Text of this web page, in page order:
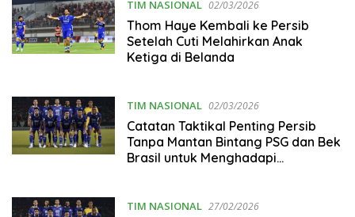
TIM NASIONAL 02/03/2026
Thom Haye Kembali ke Persib
Setelah Cuti Melahirkan Anak
Ketiga di Belanda
TIM NASIONAL 02/03/2026
Catatan Taktikal Penting Persib
Tanpa Mantan Bintang PSG dan Bek
Brasil untuk Menghadapi
TIM NASIONAL 27/02/2026